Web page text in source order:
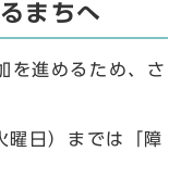
まちへ
を進めるため、さ
日）までは「障